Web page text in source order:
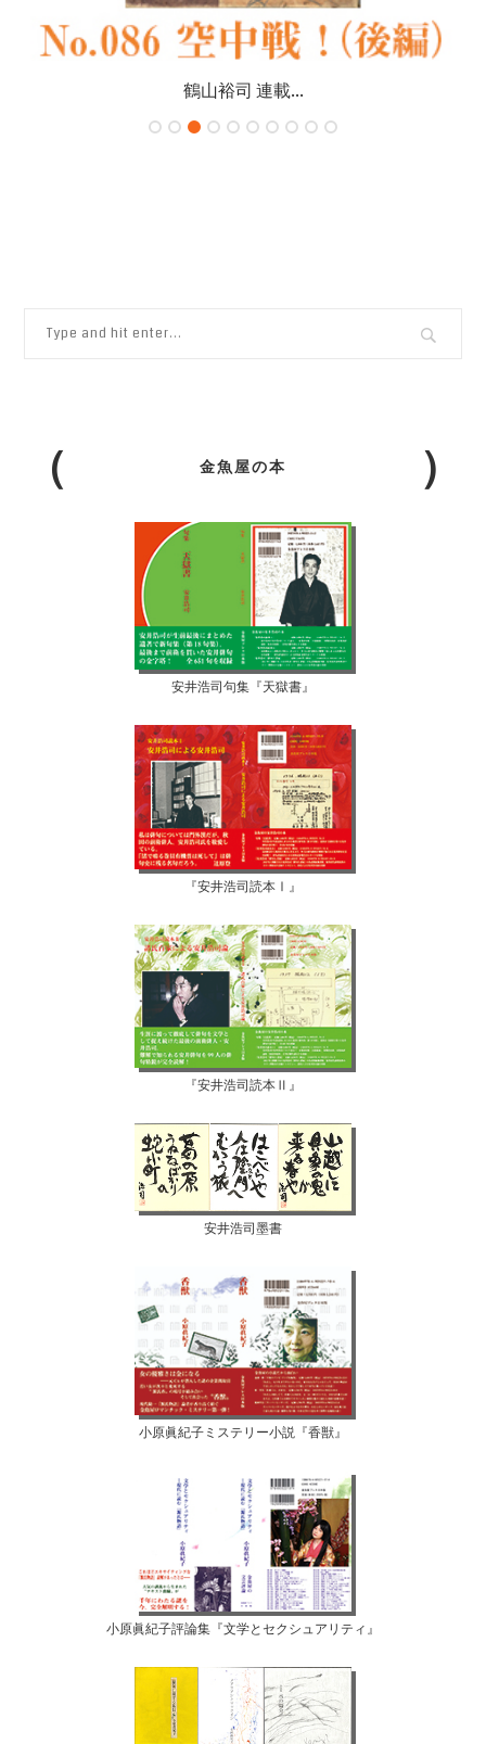
鶴山裕司 連載...
金魚屋の本
安井浩司句集『天獄書』
『安井浩司読本Ⅰ』
『安井浩司読本Ⅱ』
安井浩司墨書
小原眞紀子ミステリー小説『香獣』
小原眞紀子評論集『文学とセクシュアリティ』